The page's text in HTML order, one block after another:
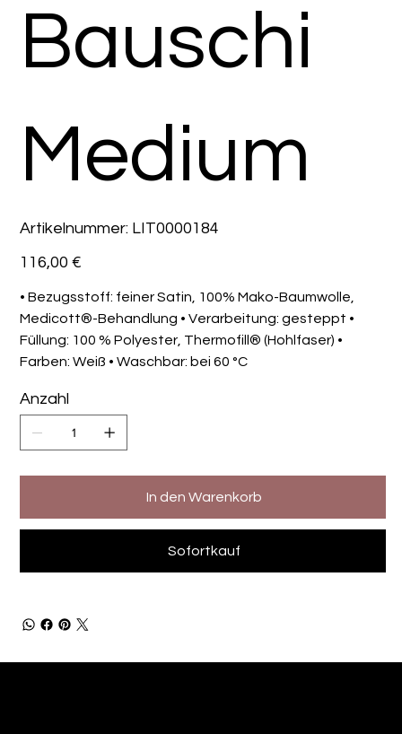
Bauschi
Medium
Artikelnummer: Artikelnummer:
LIT0000184
LIT0000184
Preis
116,00 €
• Bezugsstoff: feiner Satin, 100% Mako-Baumwolle,
Medicott®-Behandlung • Verarbeitung: gesteppt •
Füllung: 100 % Polyester, Thermofill® (Hohlfaser) •
Farben: Weiß • Waschbar: bei 60 °C
Anzahl
In den Warenkorb
Sofortkauf